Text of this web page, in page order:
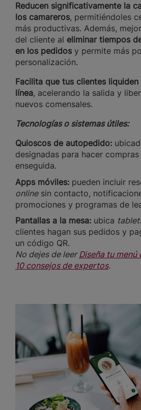
Reducen significativamente la
los camareros, permitiéndoles
más productivas. Además,
del cliente al eliminar tiempos
en los pedidos y permite más
personalización.
Facilita que tus clientes liquiden
línea, acelerando la salida y
nuevos comensales.
Tecnologías o sistemas útiles:
Quioscos de autopedido:
designadas para hacer
enseguida.
Apps móviles: pueden incluir
onlinesin contacto,
promociones y programas de
Pantallas a la mesa: ubica
clientes hagan sus pedidos y
un código QR.
No dejes de leerDiseña tu
10 consejos de expertos.